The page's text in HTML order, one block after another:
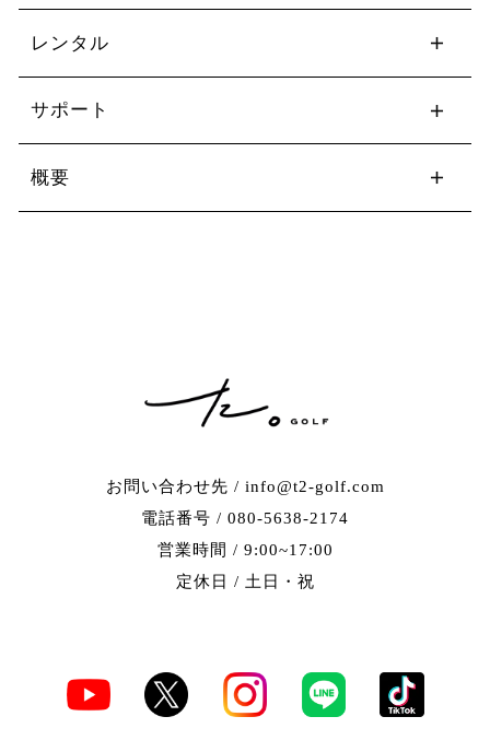
お問い合わせ先 / info@t2-golf.com
電話番号 / 080-5638-2174
営業時間 / 9:00~17:00
定休日 / 土日・祝
レンタル
サポート
概要